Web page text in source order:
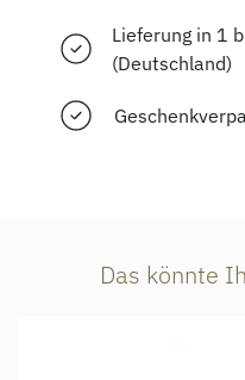
Lieferung in 1
(Deutschland)
Das könnte